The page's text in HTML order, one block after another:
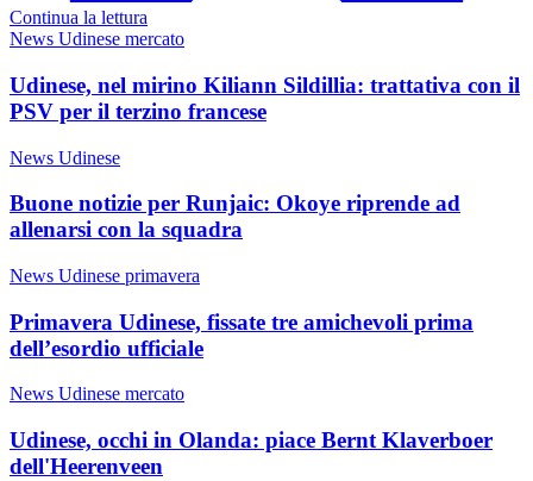
Continua la lettura
News Udinese mercato
Udinese, nel mirino Kiliann Sildillia: trattativa con il
PSV per il terzino francese
News Udinese
Buone notizie per Runjaic: Okoye riprende ad
allenarsi con la squadra
News Udinese primavera
Primavera Udinese, fissate tre amichevoli prima
dell’esordio ufficiale
News Udinese mercato
Udinese, occhi in Olanda: piace Bernt Klaverboer
dell'Heerenveen